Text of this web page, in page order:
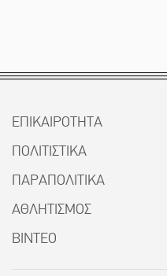
ΕΠΙΚΑΙΡΟΤΗΤΑ
ΠΟΛΙΤΙΣΤΙΚΑ
ΠΑΡΑΠΟΛΙΤΙΚΑ
ΑΘΛΗΤΙΣΜΟΣ
ΒΙΝΤΕΟ